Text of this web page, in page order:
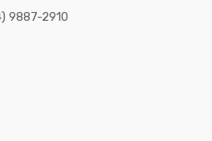
9887-2910